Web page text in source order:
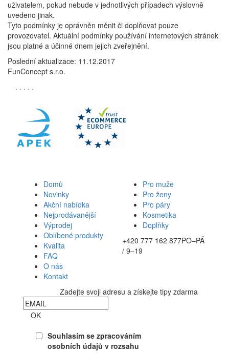
uživatelem, pokud nebude v jednotlivých případech výslovně
uvedeno jinak.
Tyto podmínky je oprávněn měnit či doplňovat pouze
provozovatel. Aktuální podmínky používání internetových stránek
jsou platné a účinné dnem jejich zveřejnění.
Poslední aktualizace: 11.12.2017
FunConcept s.r.o.
. . . . .
Domů
Novinky
Akční nabídka
Nejprodávanější
Výprodej
Oblíbené produkty
Kvalita
FAQ
O nás
Kontakt
Pro muže
Pro ženy
Pro páry
Kosmetika
Doplňky
+420 777 162 877PO–PÁ
/ 9–19
Zadejte svoji adresu a získejte tipy zdarma
OK
Souhlasím se zpracováním
osobních údajů v rozsahu